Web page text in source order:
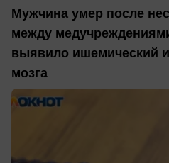
Мужчина умер после
между
выявило ишемический
мозга